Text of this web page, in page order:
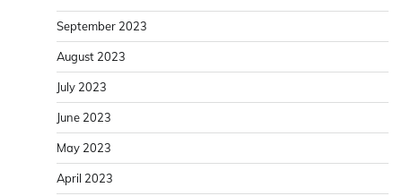
September 2023
August 2023
July 2023
June 2023
May 2023
April 2023